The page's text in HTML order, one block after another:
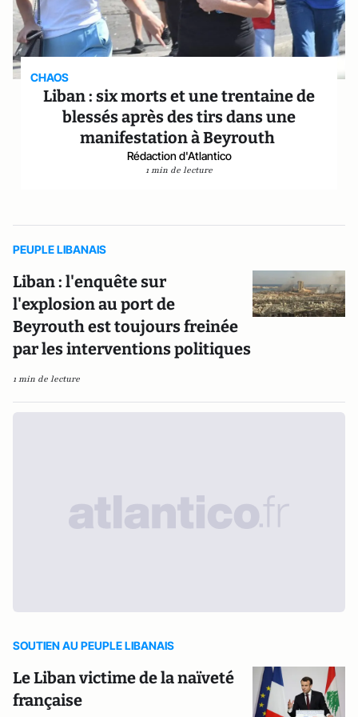
CHAOS
Liban : six morts et une trentaine de
blessés après des tirs dans une
manifestation à Beyrouth
Rédaction d'Atlantico
1 min de lecture
PEUPLE LIBANAIS
Liban : l'enquête sur
l'explosion au port de
Beyrouth est toujours freinée
par les interventions politiques
1 min de lecture
SOUTIEN AU PEUPLE LIBANAIS
Le Liban victime de la naïveté
française